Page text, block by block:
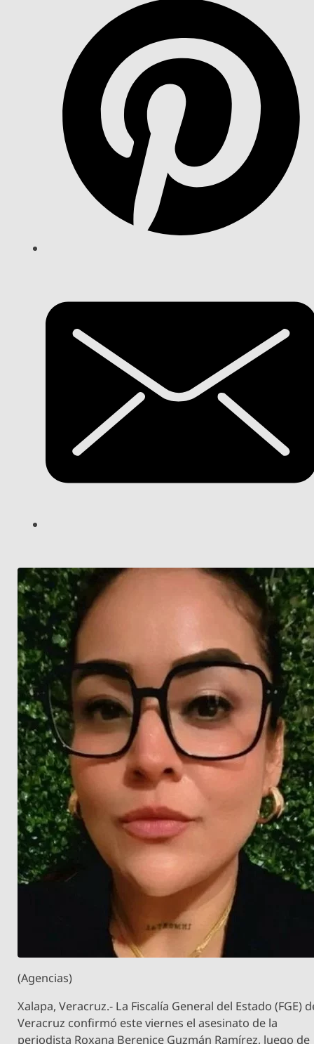
(Agencias)
Xalapa, Veracruz.- La Fiscalía General del Estado (FGE)
Veracruz confirmó este viernes el asesinato de la
periodista Roxana Berenice Guzmán Ramírez, luego de